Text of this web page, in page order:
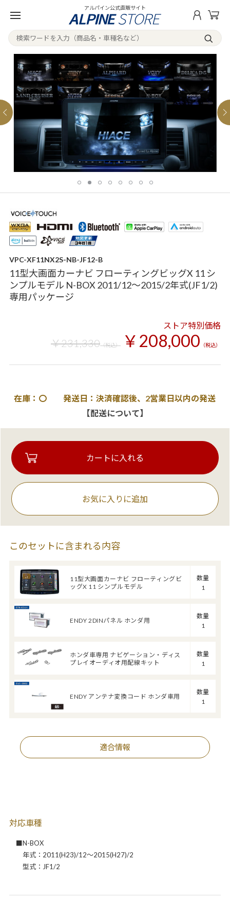
アルパイン公式直販サイト
VPC-XF11NX2S-NB-JF12-B
11型大画面カーナビ フローティングビッグX 11 シ
ンプルモデル N-BOX 2011/12～2015/2年式(JF1/2)
専用パッケージ
ストア特別価格
￥231,330（税込） ￥208,000 （税込）
在庫：〇 発送日：決済確認後、2営業日以内の発送
【配送について】
お気に入りに追加
このセットに含まれる内容
11型大画面カーナビ フローティングビ
ッグX 11 シンプルモデル
数量
1
ENDY 2DINパネル ホンダ用
数量
1
ホンダ車専用 ナビゲーション・ディス
プレイオーディオ用配線キット
数量
1
ENDY アンテナ変換コード ホンダ車用
数量
1
適合情報
対応車種
■N-BOX
年式：2011(H23)/12～2015(H27)/2
型式：JF1/2